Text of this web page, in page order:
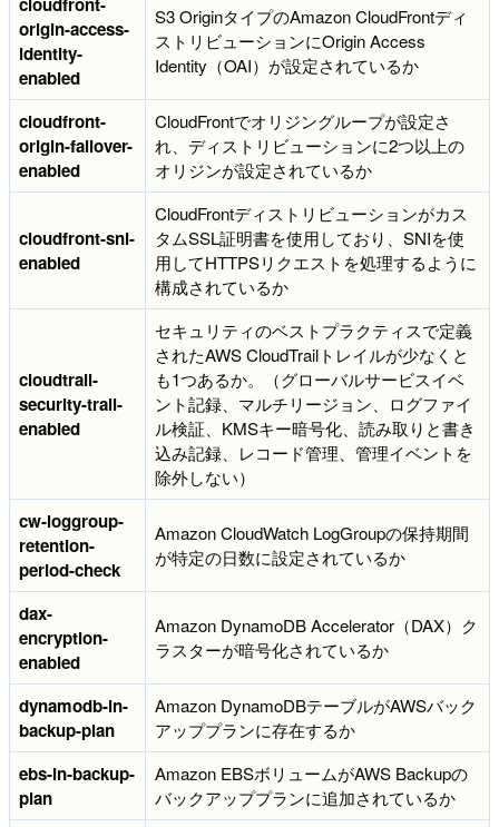
origin-access-
identity-
enabled
S3 OriginタイプのAmazon CloudFrontディ
ストリビューションにOrigin Access
Identity（OAI）が設定されているか
cloudfront-
origin-failover-
enabled
CloudFrontでオリジングループが設定さ
れ、ディストリビューションに2つ以上の
オリジンが設定されているか
cloudfront-sni-
enabled
CloudFrontディストリビューションがカス
タムSSL証明書を使用しており、SNIを使
用してHTTPSリクエストを処理するように
構成されているか
cloudtrail-
security-trail-
enabled
セキュリティのベストプラクティスで定義
されたAWS CloudTrailトレイルが少なくと
も1つあるか。（グローバルサービスイベ
ント記録、マルチリージョン、ログファイ
ル検証、KMSキー暗号化、読み取りと書き
込み記録、レコード管理、管理イベントを
除外しない）
cw-loggroup-
retention-
period-check
Amazon CloudWatch LogGroupの保持期間
が特定の日数に設定されているか
dax-
encryption-
enabled
Amazon DynamoDB Accelerator（DAX）ク
ラスターが暗号化されているか
dynamodb-in-
backup-plan
Amazon DynamoDBテーブルがAWSバック
アッププランに存在するか
ebs-in-backup-
plan
Amazon EBSボリュームがAWS Backupの
バックアッププランに追加されているか